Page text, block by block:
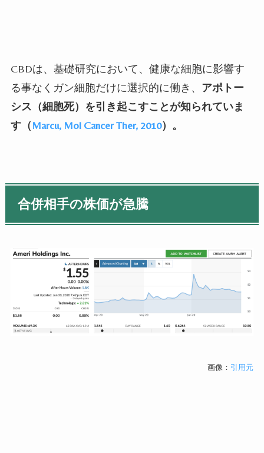
CBDは、基礎研究において、健康な細胞に影響す
る事なくガン細胞だけに選択的に働き、 アポトー
シス（細胞死）を引き起こすことが知られていま
す（Marcu,Mol Cancer Ther,2010）。
合併相手の株価が急騰
画像： 引用元